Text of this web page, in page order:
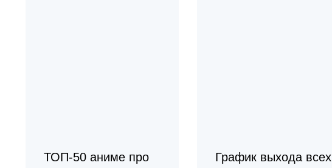
ТОП-50 аниме про
График выхода всех